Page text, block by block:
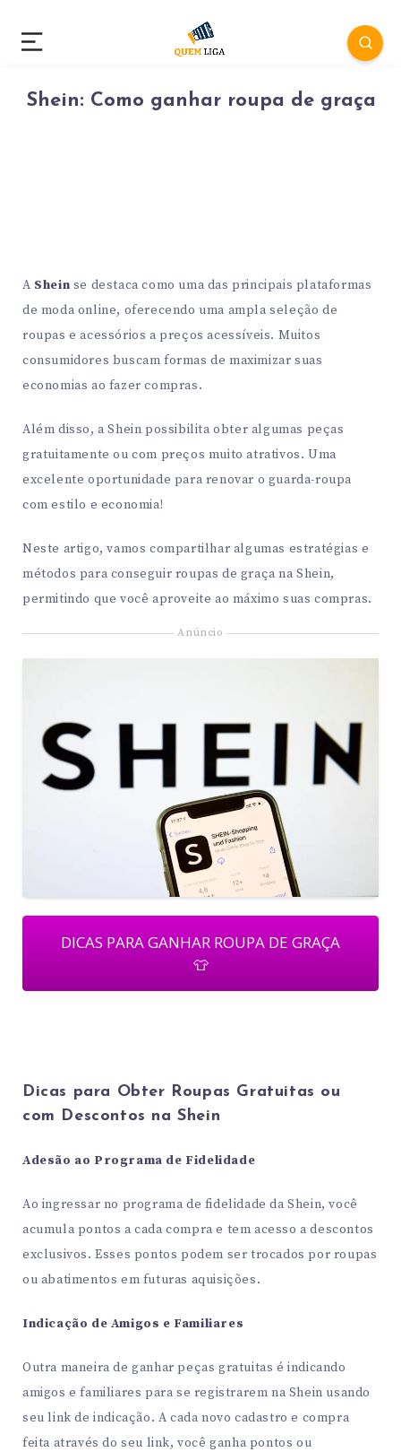
Shein: Como ganhar roupa de graça
A Shein se destaca como uma das principais plataformas
de moda online, oferecendo uma ampla seleção de
roupas e acessórios a preços acessíveis. Muitos
consumidores buscam formas de maximizar suas
economias ao fazer compras.
Além disso, a Shein possibilita obter algumas peças
gratuitamente ou com preços muito atrativos. Uma
excelente oportunidade para renovar o guarda-roupa
com estilo e economia!
Neste artigo, vamos compartilhar algumas estratégias e
métodos para conseguir roupas de graça na Shein,
permitindo que você aproveite ao máximo suas compras.
Anúncio
DICAS PARA GANHAR ROUPA DE GRAÇA
👕
Dicas para Obter Roupas Gratuitas ou
com Descontos na Shein
Adesão ao Programa de Fidelidade
Ao ingressar no programa de fidelidade da Shein, você
acumula pontos a cada compra e tem acesso a descontos
exclusivos. Esses pontos podem ser trocados por roupas
ou abatimentos em futuras aquisições.
Indicação de Amigos e Familiares
Outra maneira de ganhar peças gratuitas é indicando
amigos e familiares para se registrarem na Shein usando
seu link de indicação. A cada novo cadastro e compra
feita através do seu link, você ganha pontos ou